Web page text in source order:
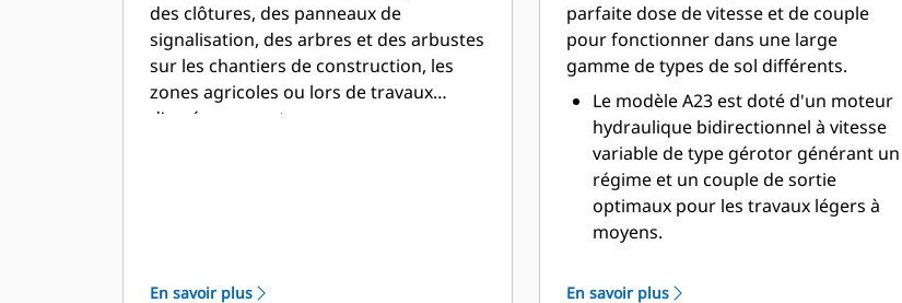
des clôtures, des panneaux de
signalisation, des arbres et des arbustes
sur les chantiers de construction, les
zones agricoles ou lors de travaux
d'aménagement paysager.
En savoir plus
parfaite dose de vitesse et de couple
pour fonctionner dans une large
gamme de types de sol différents.
Le modèle A23 est doté d'un moteur
hydraulique bidirectionnel à vitesse
variable de type gérotor générant un
régime et un couple de sortie
optimaux pour les travaux légers à
moyens.
hydraulique bidirectionnel à vitesse
En savoir plus